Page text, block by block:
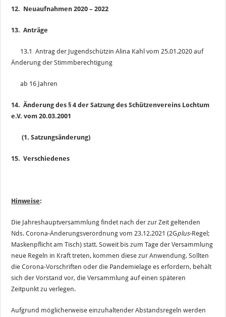
12. Neuaufnahmen 2020 – 2022
13. Anträge
13.1 Antrag der Jugendschützin Alina Kahl vom 25.01.2020 auf
Änderung der Stimmberechtigung
ab 16 Jahren
14. Änderung des § 4 der Satzung des Schützenvereins Lochtum
e.V. vom 20.03.2001
(1. Satzungsänderung)
15. Verschiedenes
Hinweise:
Die Jahreshauptversammlung findet nach der zur Zeit geltenden
Nds. Corona-Änderungsverordnung vom 23.12.2021 (2Gplus-Regel;
Maskenpflicht am Tisch) statt. Soweit bis zum Tage der Versammlung
neue Regeln in Kraft treten, kommen diese zur Anwendung. Sollten
die Corona-Vorschriften oder die Pandemielage es erfordern, behält
sich der Vorstand vor, die Versammlung auf einen späteren
Zeitpunkt zu verlegen.
Aufgrund möglicherweise einzuhaltender Abstandsregeln werden